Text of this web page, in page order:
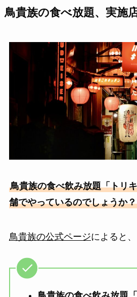
鳥貴族の食べ放題、実施
鳥貴族の食べ飲み放題「トリ
舗でやっているのでしょうか？
鳥貴族の公式ページによると、